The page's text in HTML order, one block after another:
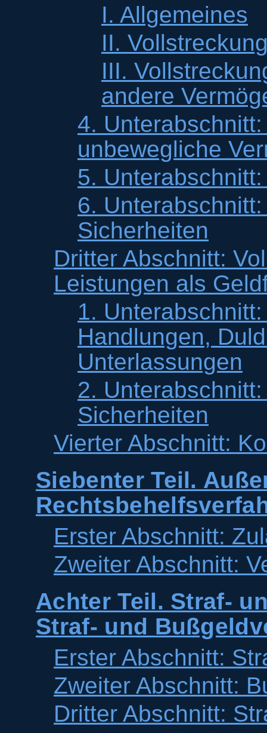
I. Allgemeines
II.
III.
andere
4.
unbewegliche
5.
6.
Sicherheiten
Dritter Abschnitt:
Leistungen als
1.
Handlungen,
Unterlassungen
2.
Sicherheiten
Vierter Abschnitt:
Siebenter Teil.
Erster Abschnitt:
Zweiter Abschnitt:
Achter Teil. Straf-
Straf- und
Erster Abschnitt:
Zweiter Abschnitt:
Dritter Abschnitt: